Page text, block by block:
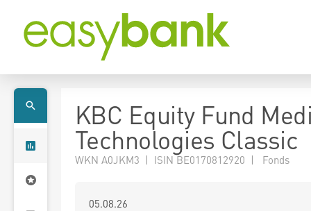
KBC Equity Fund
Technologies Classic
WKN A0JKM3 | ISIN BE0170812920 | Fonds
05.08.26